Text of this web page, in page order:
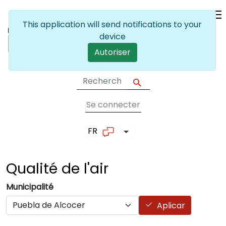
User account
Se connecter
FR List additional actions
Qualité de l'air
Municipalité
Aplicar
This application will send notifications to your
device
Autoriser